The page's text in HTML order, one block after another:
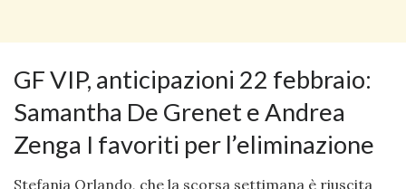
GF VIP, anticipazioni 22 febbraio:
Samantha De Grenet e Andrea
Zenga I favoriti per l’eliminazione
Stefania Orlando, che la scorsa settimana è riuscita